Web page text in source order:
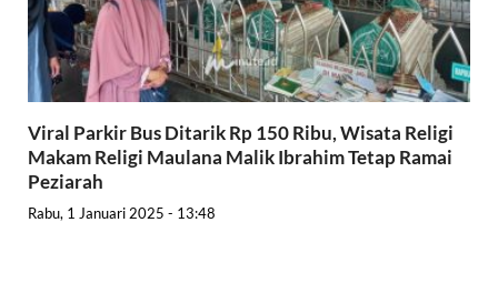
Viral Parkir Bus Ditarik Rp 150 Ribu, Wisata Religi
Makam Religi Maulana Malik Ibrahim Tetap Ramai
Peziarah
Rabu, 1 Januari 2025 - 13:48